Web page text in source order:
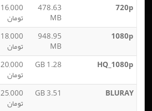
720p
478.63
MB
16,000
تومان
1080p
948.95
MB
18,000
تومان
HQ_1080p
1.28 GB
20,000
تومان
BLURAY
3.51 GB
25,000
تومان